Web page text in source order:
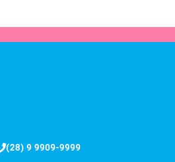
(28) 9 9909-9999